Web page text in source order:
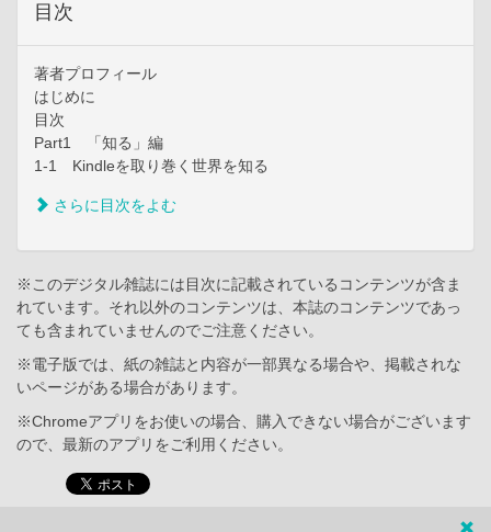
目次
著者プロフィール
はじめに
目次
Part1 「知る」編
1-1 Kindleを取り巻く世界を知る
さらに目次をよむ
※このデジタル雑誌には目次に記載されているコンテンツが含ま
れています。それ以外のコンテンツは、本誌のコンテンツであっ
ても含まれていませんのでご注意ください。
※電子版では、紙の雑誌と内容が一部異なる場合や、掲載されな
いページがある場合があります。
※Chromeアプリをお使いの場合、購入できない場合がございます
ので、最新のアプリをご利用ください。